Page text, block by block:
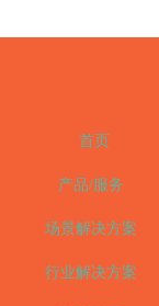
首页
产品/服务
场景解决方案
行业解决方案